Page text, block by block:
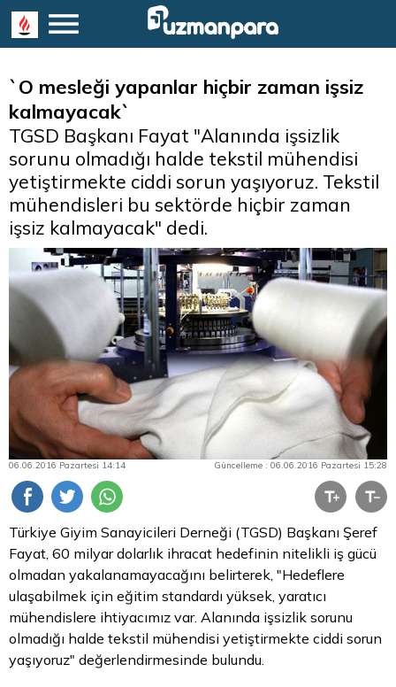
`O mesleği yapanlar hiçbir zaman işsiz
kalmayacak`
TGSD Başkanı Fayat "Alanında işsizlik
sorunu olmadığı halde tekstil mühendisi
yetiştirmekte ciddi sorun yaşıyoruz. Tekstil
mühendisleri bu sektörde hiçbir zaman
işsiz kalmayacak" dedi.
06.06.2016 Pazartesi 14:14 Güncelleme : 06.06.2016 Pazartesi 15:28
Türkiye Giyim Sanayicileri Derneği (TGSD) Başkanı Şeref
Fayat, 60 milyar dolarlık ihracat hedefinin nitelikli iş gücü
olmadan yakalanamayacağını belirterek, "Hedeflere
ulaşabilmek için eğitim standardı yüksek, yaratıcı
mühendislere ihtiyacımız var. Alanında işsizlik sorunu
olmadığı halde tekstil mühendisi yetiştirmekte ciddi sorun
yaşıyoruz" değerlendirmesinde bulundu.